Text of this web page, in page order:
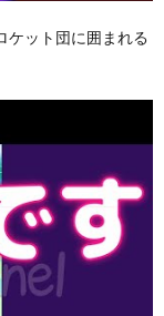
ット団に囲まれる